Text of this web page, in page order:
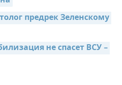
предрек Зеленскому
не спасет ВСУ –